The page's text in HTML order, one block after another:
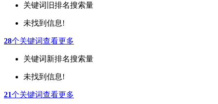
关键词 旧排名搜索量
未找到信息!
28个关键词查看更多
关键词新排名搜索量
未找到信息!
21个关键词查看更多